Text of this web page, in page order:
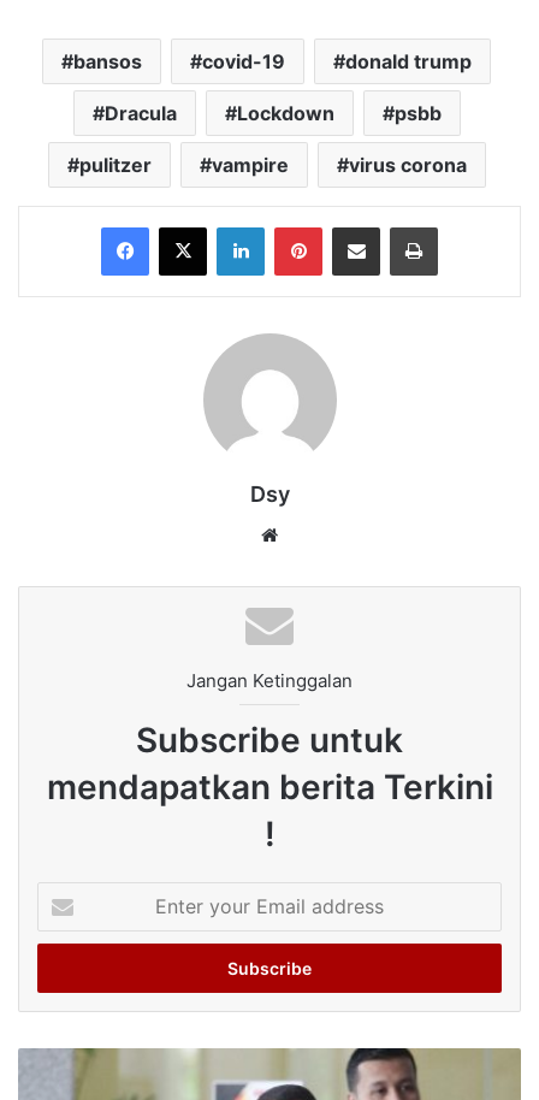
bansos covid-19 donald trump
Dracula Lockdown psbb
pulitzer vampire virus corona
Facebook
X LinkedInPinterestShare via Email Print
Dsy
Jangan Ketinggalan
Subscribe untuk
mendapatkan berita Terkini
!
your
Email